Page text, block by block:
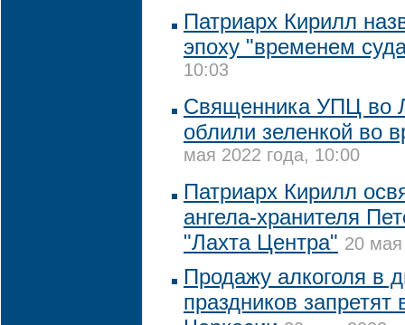
Патриарх Кирилл
эпоху "временем
10:03
Священника УПЦ во
облили зеленкой во
мая 2022 года, 10:00
Патриарх Кирилл
ангела-хранителя
"Лахта Центра" 20 мая
Продажу алкоголя в
праздников запретят